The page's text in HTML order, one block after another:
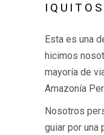
Esta es una
hicimos
mayoría de
Amazonía
Nosotros
guiar por una